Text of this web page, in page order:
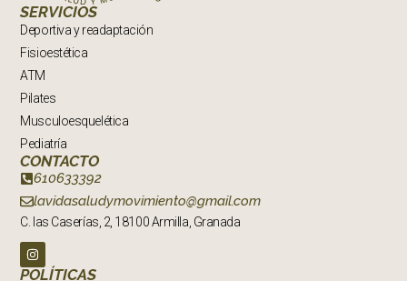
SERVICIOS
Deportiva y readaptación
Fisioestética
ATM
Pilates
Musculoesquelética
Pediatría
CONTACTO
610633392
lavidasaludymovimiento@gmail.com
C. las Caserías, 2, 18100 Armilla, Granada
POLÍTICAS